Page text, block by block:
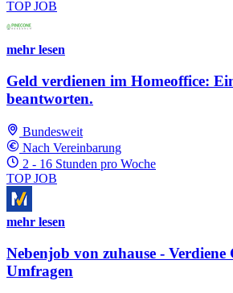
TOP JOB
mehr lesen
Geld verdienen im Homeoffice:
beantworten.
Bundesweit
Nach Vereinbarung
2 - 16 Stunden pro Woche
TOP JOB
mehr lesen
Nebenjob von zuhause - Verdiene
Umfragen